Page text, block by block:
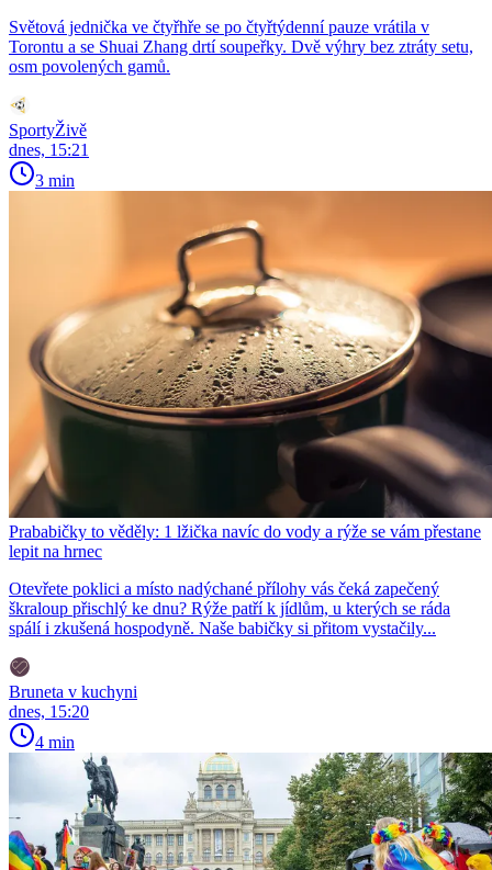
Světová jednička ve čtyřhře se po čtyřtýdenní pauze vrátila v
Torontu a se Shuai Zhang drtí soupeřky. Dvě výhry bez ztráty setu,
osm povolených gamů.
SportyŽivě
dnes, 15:21
3 min
Prababičky to věděly: 1 lžička navíc do vody a rýže se vám přestane
lepit na hrnec
Otevřete poklici a místo nadýchané přílohy vás čeká zapečený
škraloup přischlý ke dnu? Rýže patří k jídlům, u kterých se ráda
spálí i zkušená hospodyně. Naše babičky si přitom vystačily...
Bruneta v kuchyni
dnes, 15:20
4 min